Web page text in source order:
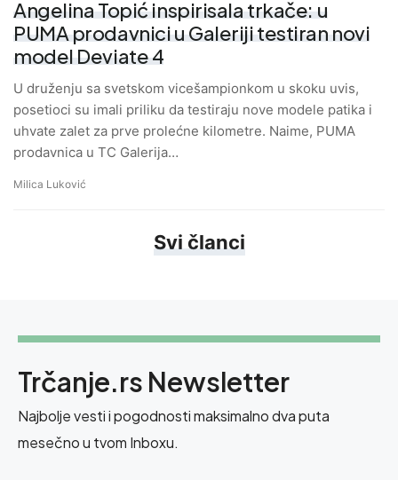
Angelina Topić inspirisala trkače: u
PUMA prodavnici u Galeriji testiran novi
model Deviate 4
U druženju sa svetskom vicešampionkom u skoku uvis,
posetioci su imali priliku da testiraju nove modele patika i
uhvate zalet za prve prolećne kilometre. Naime, PUMA
prodavnica u TC Galerija…
Milica Luković
Svi članci
Trčanje.rs Newsletter
Najbolje vesti i pogodnosti maksimalno dva puta
mesečno u tvom Inboxu.